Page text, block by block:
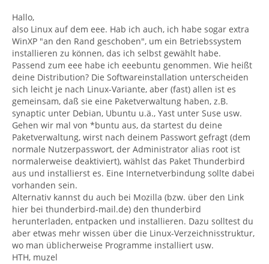
Hallo,
also Linux auf dem eee. Hab ich auch, ich habe sogar extra
WinXP "an den Rand geschoben", um ein Betriebssystem
installieren zu können, das ich selbst gewählt habe.
Passend zum eee habe ich eeebuntu genommen. Wie heißt
deine Distribution? Die Softwareinstallation unterscheiden
sich leicht je nach Linux-Variante, aber (fast) allen ist es
gemeinsam, daß sie eine Paketverwaltung haben, z.B.
synaptic unter Debian, Ubuntu u.ä., Yast unter Suse usw.
Gehen wir mal von *buntu aus, da startest du deine
Paketverwaltung, wirst nach deinem Passwort gefragt (dem
normale Nutzerpasswort, der Administrator alias root ist
normalerweise deaktiviert), wählst das Paket Thunderbird
aus und installierst es. Eine Internetverbindung sollte dabei
vorhanden sein.
Alternativ kannst du auch bei Mozilla (bzw. über den Link
hier bei thunderbird-mail.de) den thunderbird
herunterladen, entpacken und installieren. Dazu solltest du
aber etwas mehr wissen über die Linux-Verzeichnisstruktur,
wo man üblicherweise Programme installiert usw.
HTH, muzel